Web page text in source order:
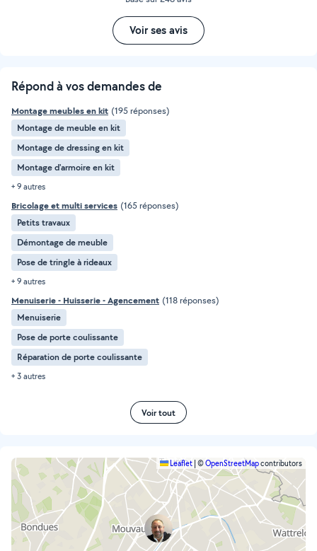
Voir ses avis
Répond à vos demandes de
Montage meubles en kit (195 réponses)
Montage de meuble en kit
Montage de dressing en kit
Montage d'armoire en kit
+ 9 autres
Bricolage et multi services (165 réponses)
Petits travaux
Démontage de meuble
Pose de tringle à rideaux
+ 9 autres
Menuiserie - Huisserie - Agencement (118 réponses)
Menuiserie
Pose de porte coulissante
Réparation de porte coulissante
+ 3 autres
Voir tout
Leaflet ©OpenStreetMapcontributors